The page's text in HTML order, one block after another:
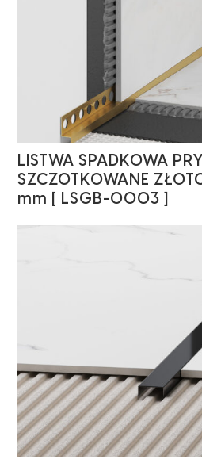
LISTWA SPADKOWA
SZCZOTKOWANE
mm [ LSGB-0003 ]